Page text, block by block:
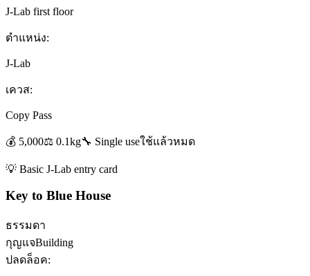
J-Lab first floor
ตำแหน่ง:
J-Lab
เควส:
Copy Pass
💰 5,000⚖️ 0.1kg🔧 Single useใช้แล้วหมด
💡 Basic J-Lab entry card
Key to Blue House
ธรรมดา
กุญแจBuilding
ปลดล็อค: